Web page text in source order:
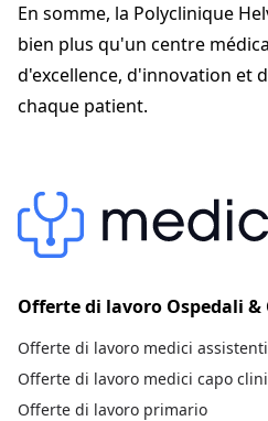
En somme, la Polyclinique
bien plus qu'un centre
d'excellence, d'innovation et
chaque patient.
Offerte di lavoro Ospedali &
Offerte di lavoro medici assistenti
Offerte di lavoro medici capo
Offerte di lavoro primario